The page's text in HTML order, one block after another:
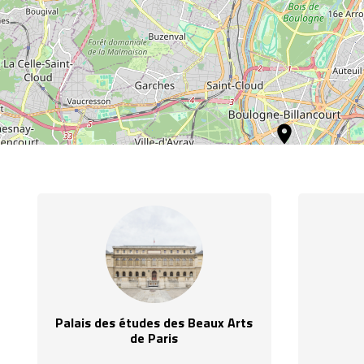
location_on
Palais des études des Beaux Arts
de Paris